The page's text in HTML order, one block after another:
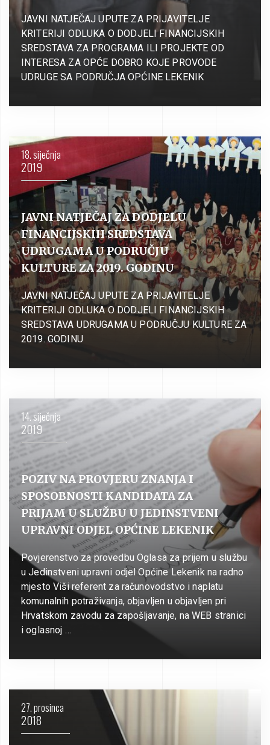
JAVNI NATJEČAJ UPUTE ZA PRIJAVITELJE
KRITERIJI ODLUKA O DODJELI FINANCIJSKIH
SREDSTAVA ZA PROGRAMA ILI PROJEKTE OD
INTERESA ZA OPĆE DOBRO KOJE PROVODE
UDRUGE SA PODRUČJA OPĆINE LEKENIK
18. siječnja
2019
JAVNI NATJEČAJ ZA DODJELU
FINANCIJSKIH SREDSTAVA
UDRUGAMA U PODRUČJU
KULTURE ZA 2019. GODINU
JAVNI NATJEČAJ UPUTE ZA PRIJAVITELJE
KRITERIJI ODLUKA O DODJELI FINANCIJSKIH
SREDSTAVA UDRUGAMA U PODRUČJU KULTURE ZA
2019. GODINU
14. siječnja
2019
POZIV NA PROVJERU ZNANJA I
SPOSOBNOSTI KANDIDATA ZA
PRIJAM U SLUŽBU U JEDINSTVENI
UPRAVNI ODJEL OPĆINE LEKENIK
Povjerenstvo za provedbu Oglasa za prijem u službu
u Jedinstveni upravni odjel Općine Lekenik na radno
mjesto Viši referent za računovodstvo i naplatu
komunalnih potraživanja, objavljen u objavljen pri
Hrvatskom zavodu za zapošljavanje, na WEB stranici
i oglasnoj …
27. prosinca
2018